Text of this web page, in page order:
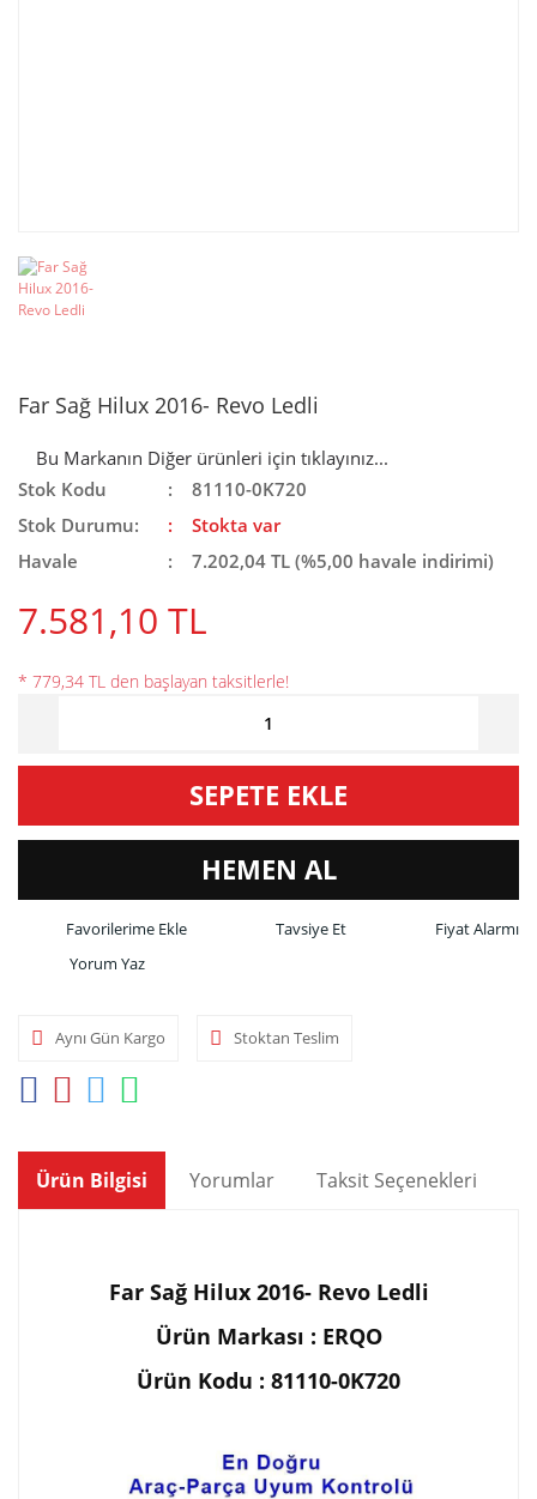
Far Sağ Hilux 2016- Revo Ledli
Bu Markanın Diğer ürünleri için tıklayınız...
Stok Kodu
81110-0K720
Stok Durumu:
Stokta var
Havale
7.202,04 TL (%5,00 havale indirimi)
7.581,10 TL
* 779,34 TL den başlayan taksitlerle!
SEPETE EKLE
HEMEN AL
Tavsiye Et
Fiyat Alarmı
Yorum Yaz
Aynı Gün Kargo Stoktan Teslim
Ürün Bilgisi Yorumlar Taksit Seçenekleri
Far Sağ Hilux 2016- Revo Ledli
Ürün Markası : ERQO
Ürün Kodu : 81110-0K720